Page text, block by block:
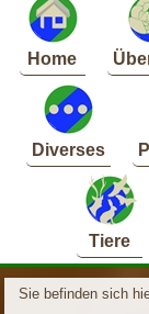
Home
Diverses
Tiere
Sie befinden sich